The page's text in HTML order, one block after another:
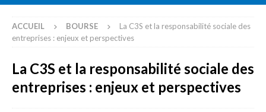
ACCUEIL BOURSE
La C3S et la responsabilité sociale des
entreprises : enjeux et perspectives
La C3S et la responsabilité sociale des
entreprises : enjeux et perspectives